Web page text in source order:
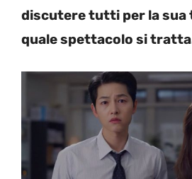
discutere tutti per la sua
quale spettacolo si